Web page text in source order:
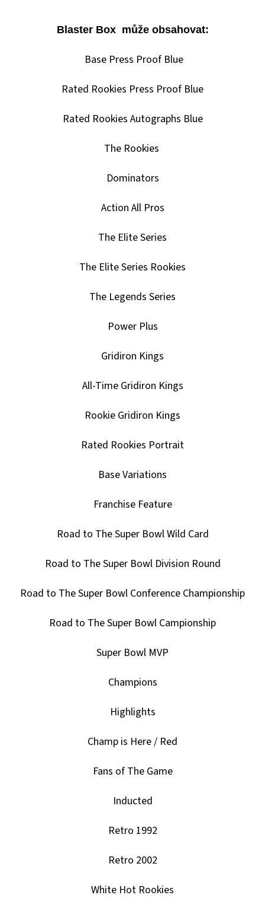
BlasterBox může obsahovat:
Base Press Proof Blue
Rated Rookies Press Proof Blue
Rated Rookies Autographs Blue
The Rookies
Dominators
Action All Pros
The Elite Series
The Elite Series Rookies
The Legends Series
Power Plus
Gridiron Kings
All-Time Gridiron Kings
Rookie Gridiron Kings
Rated Rookies Portrait
Base Variations
Franchise Feature
Road to The Super Bowl Wild Card
Road to The Super Bowl Division Round
Road to The Super Bowl Conference Championship
Road to The Super Bowl Campionship
Super Bowl MVP
Champions
Highlights
Champ is Here / Red
Fans of The Game
Inducted
Retro 1992
Retro 2002
White Hot Rookies